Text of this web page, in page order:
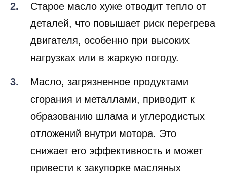
Старое масло хуже отводит тепло от
деталей, что повышает риск перегрева
двигателя, особенно при высоких
нагрузках или в жаркую погоду.
Масло, загрязненное продуктами
сгорания и металлами, приводит к
образованию шлама и углеродистых
отложений внутри мотора. Это
снижает его эффективность и может
привести к закупорке масляных